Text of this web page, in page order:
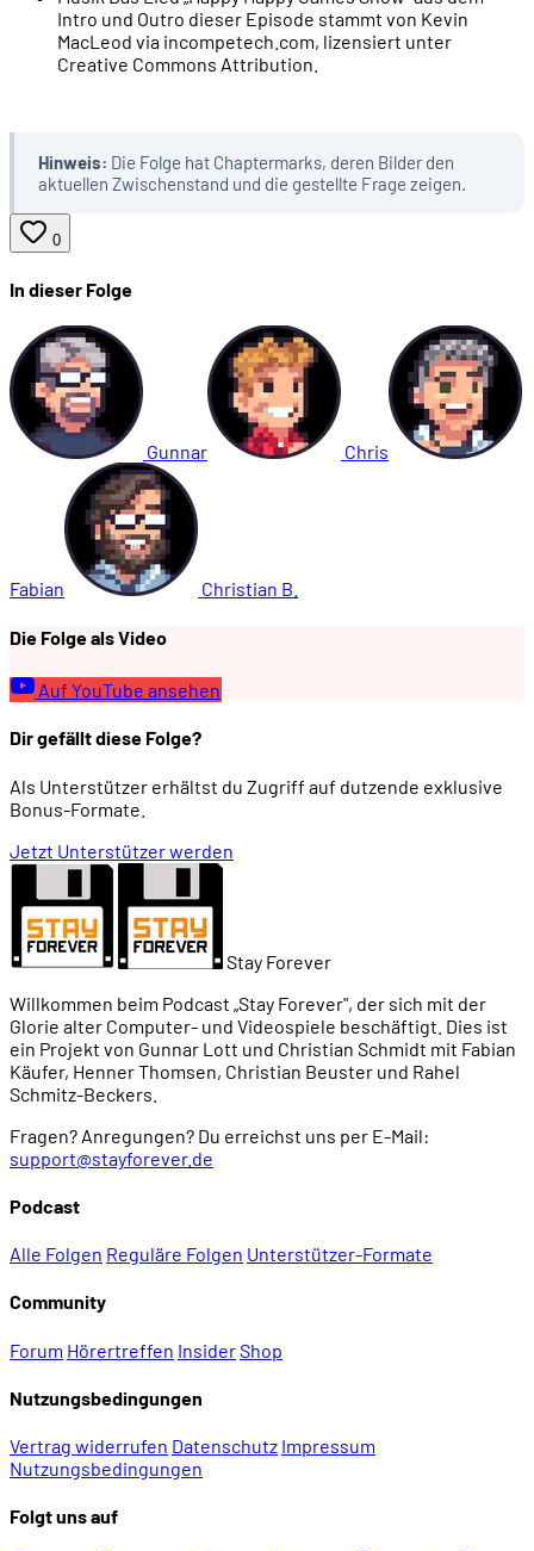
00:35:59 Frage 14
00:38:55 Frage 15
00:44:59
00:48:43 Frage 18
00:51:07 Frage 19
00:53:10 Der Fotobeweis
00:54:21 Frage 20
00:59:20 Frage 22
01:01:59 Der Fotobeweis
01:02:18 Frage 23
01:04:25 Endstand
Intro und Outro dieser Episode stammt von Kevin
MacLeod via incompetech.com, lizensiert unter
Creative Commons Attribution.
Hinweis: Die Folge hat Chaptermarks, deren Bilder den
aktuellen Zwischenstand und die gestellte Frage zeigen.
0
In dieser Folge
Gunnar Chris
Fabian Christian B.
Die Folge als Video
Auf YouTube ansehen
Dir gefällt diese Folge?
Als Unterstützer erhältst du Zugriff auf dutzende exklusive
Bonus-Formate.
Jetzt Unterstützer werden
Stay Forever
Willkommen beim Podcast „Stay Forever", der sich mit der
Glorie alter Computer- und Videospiele beschäftigt. Dies ist
ein Projekt von Gunnar Lott und Christian Schmidt mit Fabian
Käufer, Henner Thomsen, Christian Beuster und Rahel
Schmitz-Beckers.
Fragen? Anregungen? Du erreichst uns per E-Mail:
support@stayforever.de
Podcast
Alle Folgen Reguläre Folgen Unterstützer-Formate
Community
Forum Hörertreffen InsiderShop
Nutzungsbedingungen
Vertrag widerrufen Datenschutz Impressum
Nutzungsbedingungen
Folgt uns auf